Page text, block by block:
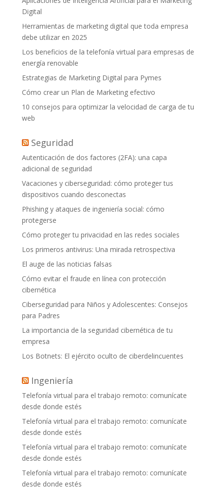
Digital
Herramientas de marketing digital que toda empresa
debe utilizar en 2025
Los beneficios de la telefonía virtual para empresas de
energía renovable
Estrategias de Marketing Digital para Pymes
Cómo crear un Plan de Marketing efectivo
10 consejos para optimizar la velocidad de carga de tu
web
Seguridad
Autenticación de dos factores (2FA): una capa
adicional de seguridad
Vacaciones y ciberseguridad: cómo proteger tus
dispositivos cuando desconectas
Phishing y ataques de ingeniería social: cómo
protegerse
Cómo proteger tu privacidad en las redes sociales
Los primeros antivirus: Una mirada retrospectiva
El auge de las noticias falsas
Cómo evitar el fraude en línea con protección
cibernética
Ciberseguridad para Niños y Adolescentes: Consejos
para Padres
La importancia de la seguridad cibernética de tu
empresa
Los Botnets: El ejército oculto de ciberdelincuentes
Ingeniería
Telefonía virtual para el trabajo remoto: comunícate
desde donde estés
Telefonía virtual para el trabajo remoto: comunícate
desde donde estés
Telefonía virtual para el trabajo remoto: comunícate
desde donde estés
Telefonía virtual para el trabajo remoto: comunícate
desde donde estés